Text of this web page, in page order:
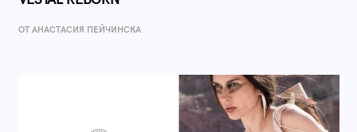
ОТ AНАСТАСИЯ ПЕЙЧИНСКА